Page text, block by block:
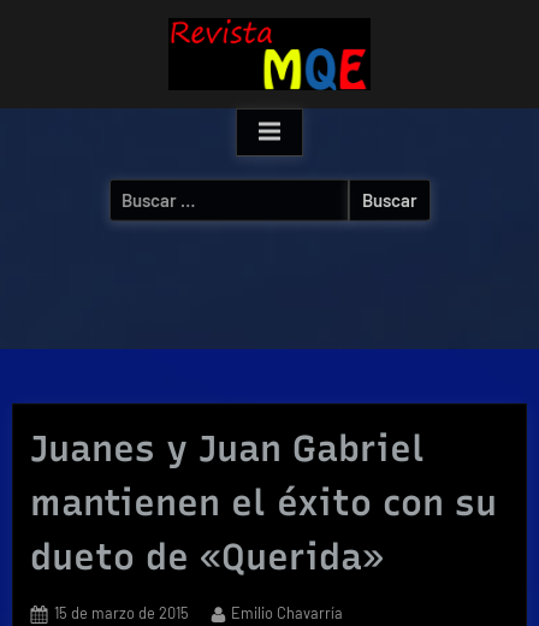
Buscar:
Juanes y Juan Gabriel
mantienen el éxito con su
dueto de «Querida»
Posted
15 de marzo de 2015 By
Emilio Chavarría